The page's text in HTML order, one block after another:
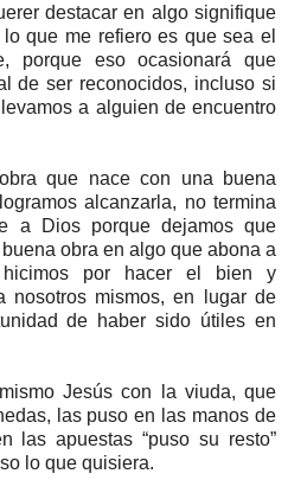
destacar en algo signifique
que me refiero es que sea el
porque eso ocasionará que
de ser reconocidos, incluso si
a alguien de encuentro
que nace con una buena
alcanzarla, no termina
a Dios porque dejamos que
obra en algo que abona a
hicimos por hacer el bien y
nosotros mismos, en lugar de
de haber sido útiles en
Jesús con la viuda, que
las puso en las manos de
las apuestas “puso su resto”
lo que quisiera.